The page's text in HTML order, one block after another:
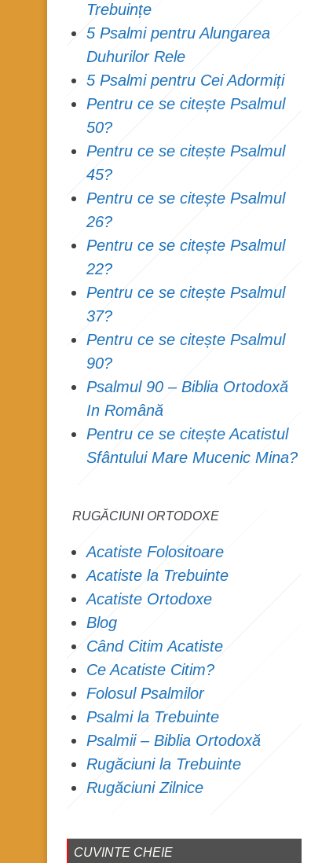
Trebuințe
5 Psalmi pentru Alungarea
Duhurilor Rele
5 Psalmi pentru Cei Adormiți
Pentru ce se citește Psalmul
50?
Pentru ce se citește Psalmul
45?
Pentru ce se citește Psalmul
26?
Pentru ce se citește Psalmul
22?
Pentru ce se citește Psalmul
37?
Pentru ce se citește Psalmul
90?
Psalmul 90 – Biblia Ortodoxă
In Română
Pentru ce se citește Acatistul
Sfântului Mare Mucenic Mina?
RUGĂCIUNI ORTODOXE
Acatiste Folositoare
Acatiste la Trebuinte
Acatiste Ortodoxe
Blog
Când Citim Acatiste
Ce Acatiste Citim?
Folosul Psalmilor
Psalmi la Trebuinte
Psalmii – Biblia Ortodoxă
Rugăciuni la Trebuinte
Rugăciuni Zilnice
CUVINTE CHEIE